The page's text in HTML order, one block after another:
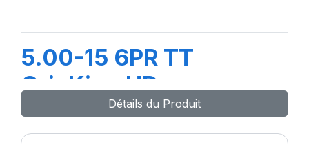
5.00-15 6PR TT
GripKing HD
Détails du Produit